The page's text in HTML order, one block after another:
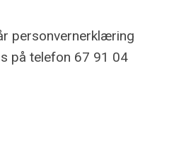
personvernerklæring
på telefon 67 91 04